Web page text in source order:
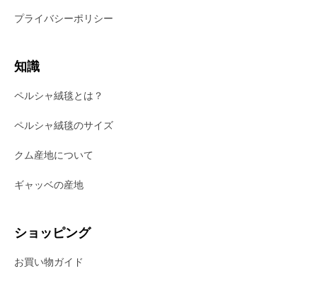
プライバシーポリシー
知識
ペルシャ絨毯とは？
ペルシャ絨毯のサイズ
クム産地について
ギャッベの産地
ショッピング
お買い物ガイド